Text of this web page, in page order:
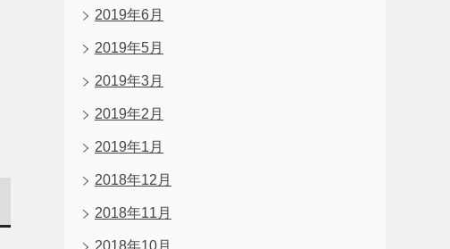
2019年6月
2019年5月
2019年3月
2019年2月
2019年1月
2018年12月
2018年11月
2018年10月